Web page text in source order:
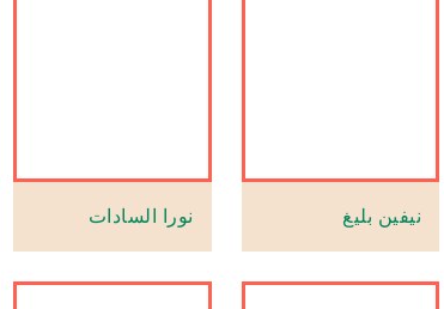
نيفين بليغ نورا السادات